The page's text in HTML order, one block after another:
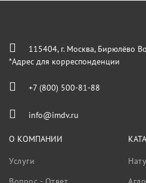
115404, г. Москва, Бирюлёво
*Адрес для корреспонденции
+7 (800) 500-81-88
info@imdv.ru
О КОМПАНИИ
Услуги